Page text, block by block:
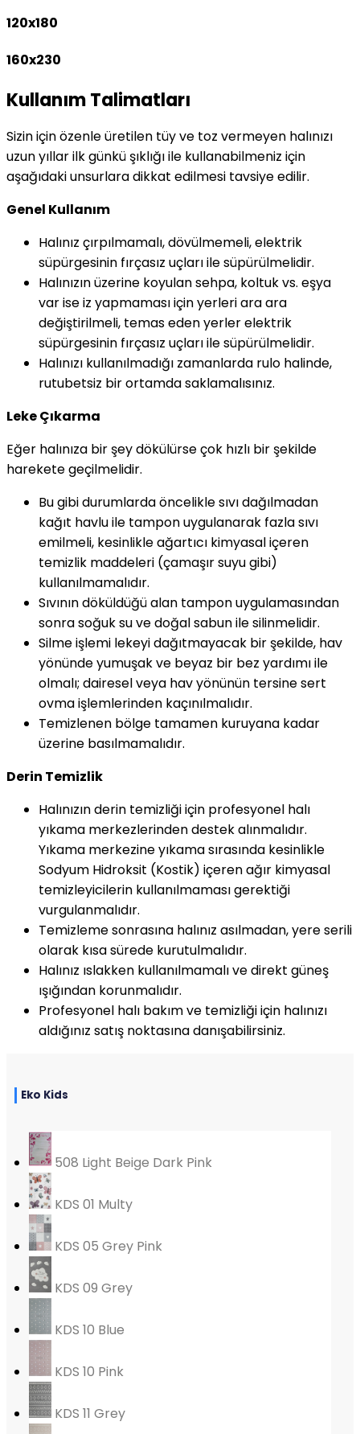
120x180
160x230
Kullanım Talimatları
Sizin için özenle üretilen tüy ve toz vermeyen halınızı
uzun yıllar ilk günkü şıklığı ile kullanabilmeniz için
aşağıdaki unsurlara dikkat edilmesi tavsiye edilir.
Genel Kullanım
Halınız çırpılmamalı, dövülmemeli, elektrik
süpürgesinin fırçasız uçları ile süpürülmelidir.
Halınızın üzerine koyulan sehpa, koltuk vs. eşya
var ise iz yapmaması için yerleri ara ara
değiştirilmeli, temas eden yerler elektrik
süpürgesinin fırçasız uçları ile süpürülmelidir.
Halınızı kullanılmadığı zamanlarda rulo halinde,
rutubetsiz bir ortamda saklamalısınız.
Leke Çıkarma
Eğer halınıza bir şey dökülürse çok hızlı bir şekilde
harekete geçilmelidir.
Bu gibi durumlarda öncelikle sıvı dağılmadan
kağıt havlu ile tampon uygulanarak fazla sıvı
emilmeli, kesinlikle ağartıcı kimyasal içeren
temizlik maddeleri (çamaşır suyu gibi)
kullanılmamalıdır.
Sıvının döküldüğü alan tampon uygulamasından
sonra soğuk su ve doğal sabun ile silinmelidir.
Silme işlemi lekeyi dağıtmayacak bir şekilde, hav
yönünde yumuşak ve beyaz bir bez yardımı ile
olmalı; dairesel veya hav yönünün tersine sert
ovma işlemlerinden kaçınılmalıdır.
Temizlenen bölge tamamen kuruyana kadar
üzerine basılmamalıdır.
Derin Temizlik
Halınızın derin temizliği için profesyonel halı
yıkama merkezlerinden destek alınmalıdır.
Yıkama merkezine yıkama sırasında kesinlikle
Sodyum Hidroksit (Kostik) içeren ağır kimyasal
temizleyicilerin kullanılmaması gerektiği
vurgulanmalıdır.
Temizleme sonrasına halınız asılmadan, yere serili
olarak kısa sürede kurutulmalıdır.
Halınız ıslakken kullanılmamalı ve direkt güneş
ışığından korunmalıdır.
Profesyonel halı bakım ve temizliği için halınızı
aldığınız satış noktasına danışabilirsiniz.
Eko Kids
508 Light Beige Dark Pink
KDS 01 Multy
KDS 05 Grey Pink
KDS 09 Grey
KDS 10 Blue
KDS 10 Pink
KDS 11 Grey